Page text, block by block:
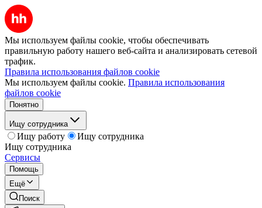
Мы используем файлы cookie, чтобы обеспечивать
правильную работу нашего веб-сайта и анализировать сетевой
трафик.
Правила использования файлов cookie
Мы используем файлы cookie. Правила использования
файлов cookie
Понятно
Ищу сотрудника
Ищу работу
Ищу сотрудника
Ищу сотрудника
Сервисы
Помощь
Ещё
Поиск